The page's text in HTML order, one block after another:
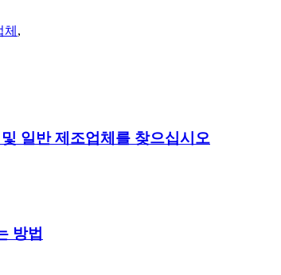
,
일반 제조업체를 찾으십시오
방법